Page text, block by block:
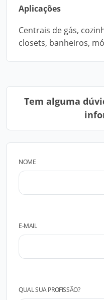
Aplicações
Centrais de gás,
closets, banheiros,
Tem alguma
NOME
E-MAIL
QUAL SUA PROFISSÃO?